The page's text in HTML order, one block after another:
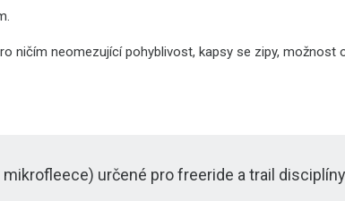
ničím neomezující pohyblivost, kapsy se zipy, možnost
určené pro freeride a trail